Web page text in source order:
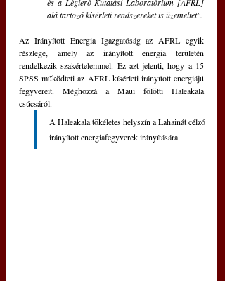
és a Légierő Kutatási Laboratórium [AFRL]
Az Irányított Energia Igazgatóság az AFRL egyik
részlege, amely az irányított energia területén
rendelkezik szakértelemmel. Ez azt jelenti, hogy a 15
SPSS működteti az AFRL kísérleti irányított energiájú
fegyvereit. Méghozzá a Maui fölötti Haleakala
csúcsáról.
A Haleakala tökéletes helyszín a Lahainát célzó
irányított energiafegyverek irányítására.